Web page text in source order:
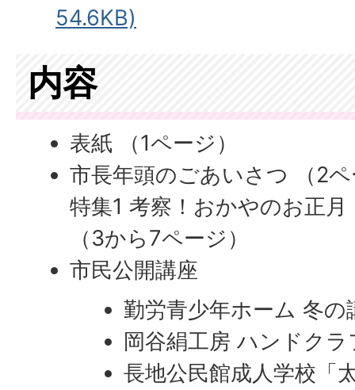
54.6KB)
内容
表紙 （1ページ）
市長年頭のごあいさつ （2
特集1 考察！おかやのお正月
（3から7ページ）
市民公開講座
勤労青少年ホーム 冬の
岡谷絹工房 ハンドクラ
長地公民館成人学校「